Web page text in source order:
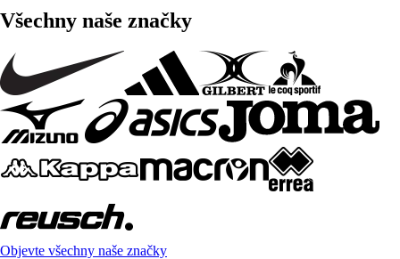
Všechny naše značky
Objevte všechny naše značky